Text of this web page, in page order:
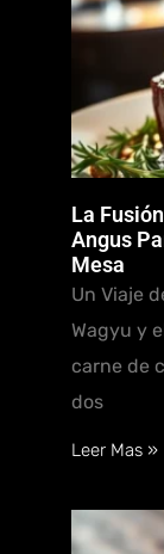
La
Angus
Mesa
Un Viaje
Wagyu y
carne de
dos
Leer Mas »